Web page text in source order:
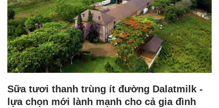
Sữa tươi thanh trùng ít đường Dalatmilk -
lựa chọn mới lành mạnh cho cả gia đình